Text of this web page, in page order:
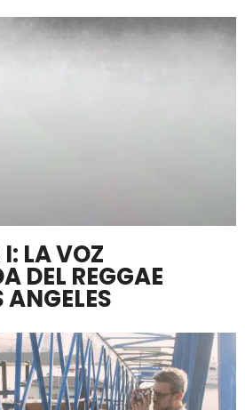
LA VOZ
DEL REGGAE
ANGELES